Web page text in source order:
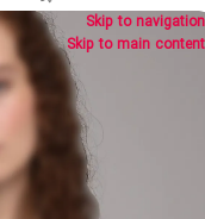
Skip to navigation
Skip to main content